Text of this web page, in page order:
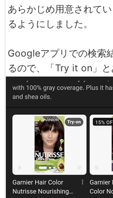
あらかじめ用意されて
るようにしました。
Googleアプリでの検索
るので、「Try it on」と